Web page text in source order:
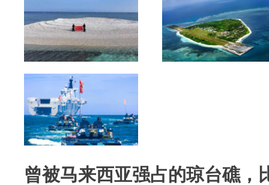
曾被马来西亚强占的琼台礁，